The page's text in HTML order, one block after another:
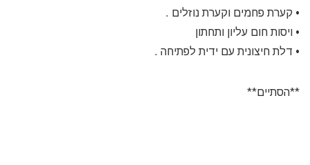
• קערת פחמים וקערת נוזלים .
• ויסות חום עליון ותחתון
• דלת חיצונית עם ידית לפתיחה .
**הסתיים**